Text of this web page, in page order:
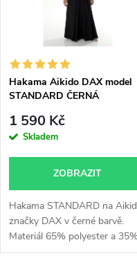
í
p
r
o
d
u
s
p
r
d
u
Hakama Aikido DAX model
STANDARD ČERNÁ
1 590 Kč
Skladem
ZOBRAZIT
Hakama STANDARD na
značky DAX v černé barvě.
Materiál 65% polyester a
bavlna.